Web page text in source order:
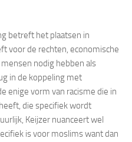
betreft het plaatsen in
voor de rechten, economische
nodig hebben als
in de koppeling met
enige vorm van racisme die in
die specifiek wordt
Keijzer nuanceert wel
is voor moslims want dan